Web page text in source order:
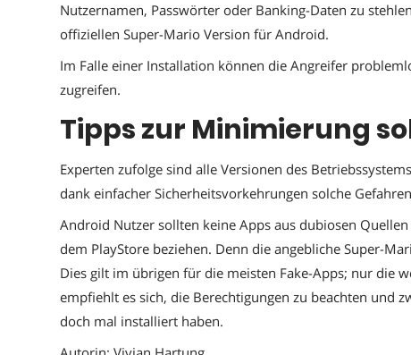
Nutzernamen, Passwörter oder Banking-Daten zu
offiziellen Super-Mario Version für Android.
Im Falle einer Installation können die Angreifer
zugreifen.
Tipps zur Minimierung
Experten zufolge sind alle Versionen des
dank einfacher Sicherheitsvorkehrungen solche
Android Nutzer sollten keine Apps aus dubiosen
dem PlayStore beziehen. Denn die angebliche Super-
Dies gilt im übrigen für die meisten Fake-Apps; nur die
empfiehlt es sich, die Berechtigungen zu beachten und
doch mal installiert haben.